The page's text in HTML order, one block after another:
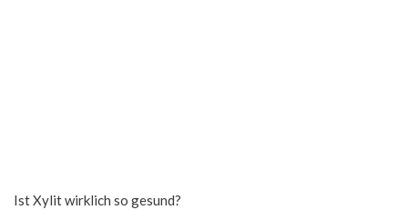
Ist Xylit wirklich so gesund?